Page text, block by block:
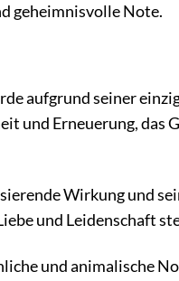
geheimnisvolle Note.
aufgrund seiner
und Erneuerung,
Wirkung und
und Leidenschaft
und animalische